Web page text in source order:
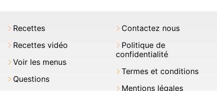
Recettes
Recettes vidéo
Voir les menus
Questions
Contactez nous
Politique de
confidentialité
Termes et conditions
Mentions légales